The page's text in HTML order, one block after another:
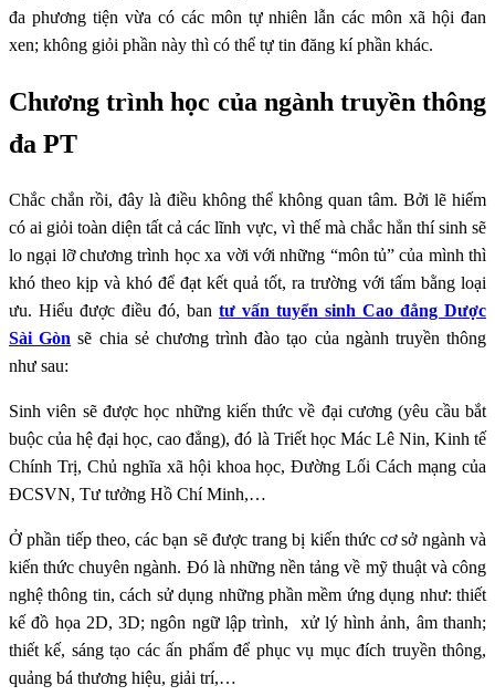
đa phương tiện vừa có các môn tự nhiên lẫn các môn xã hội đan
xen; không giỏi phần này thì có thể tự tin đăng kí phần khác.
Chương trình học của ngành truyền thông
đa PT
Chắc chắn rồi, đây là điều không thể không quan tâm. Bởi lẽ hiếm
có ai giỏi toàn diện tất cả các lĩnh vực, vì thế mà chắc hẳn thí sinh sẽ
lo ngại lỡ chương trình học xa vời với những “môn tủ” của mình thì
khó theo kịp và khó để đạt kết quả tốt, ra trường với tấm bằng loại
ưu. Hiểu được điều đó, ban tư vấn tuyển sinh Cao đẳng Dược
Sài Gòn sẽ chia sẻ chương trình đào tạo của ngành truyền thông
như sau:
Sinh viên sẽ được học những kiến thức về đại cương (yêu cầu bắt
buộc của hệ đại học, cao đẳng), đó là Triết học Mác Lê Nin, Kinh tế
Chính Trị, Chủ nghĩa xã hội khoa học, Đường Lối Cách mạng của
ĐCSVN, Tư tưởng Hồ Chí Minh,…
Ở phần tiếp theo, các bạn sẽ được trang bị kiến thức cơ sở ngành và
kiến thức chuyên ngành. Đó là những nền tảng về mỹ thuật và công
nghệ thông tin, cách sử dụng những phần mềm ứng dụng như: thiết
kế đồ họa 2D, 3D; ngôn ngữ lập trình, xử lý hình ảnh, âm thanh;
thiết kế, sáng tạo các ấn phẩm để phục vụ mục đích truyền thông,
quảng bá thương hiệu, giải trí,…